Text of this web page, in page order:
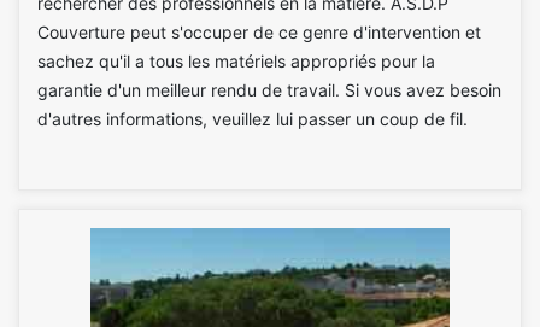
Couverture peut s'occuper de ce genre d'intervention et
sachez qu'il a tous les matériels appropriés pour la
garantie d'un meilleur rendu de travail. Si vous avez besoin
d'autres informations, veuillez lui passer un coup de fil.